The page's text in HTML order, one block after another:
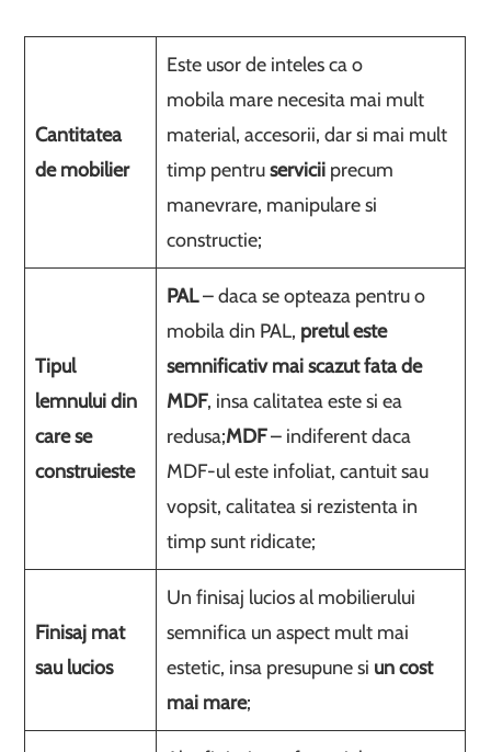
Cantitatea
de mobilier
Este usor de inteles ca o
mobila mare necesita mai mult
material, accesorii, dar si mai mult
timp pentruservicii precum
manevrare, manipulare si
constructie;
Tipul
lemnului din
care se
construieste
PAL– daca se opteaza pentru o
mobila din PAL, pretul este
semnificativ mai scazut fata de
MDF, insa calitatea este si ea
redusa;MDF– indiferent daca
MDF-ul este infoliat, cantuit sau
vopsit, calitatea si rezistenta in
timp sunt ridicate;
Finisaj mat
sau lucios
Un finisaj lucios al mobilierului
semnifica un aspect mult mai
estetic, insa presupune si un cost
mai mare;